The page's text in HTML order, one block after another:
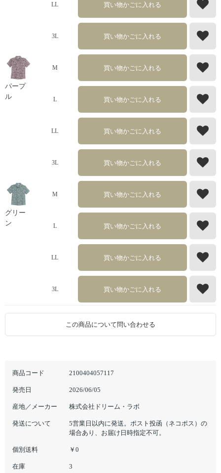
商品コード 2100404057117
発売日 2026/06/05
産地／メーカー 株式会社ドリーム・ラボ
発送について
5営業日以内に発送。ポスト投函（ネコポス）の
場合あり、お届け日時指定不可。
個別送料 ￥0
在庫 3
LL 買い物かごに入れる
3L 買い物かごに入れる
パープ
ル
M 買い物かごに入れる
L 買い物かごに入れる
LL 買い物かごに入れる
3L 買い物かごに入れる
グリー
ン
M 買い物かごに入れる
L 買い物かごに入れる
LL 買い物かごに入れる
3L 買い物かごに入れる
この商品について問い合わせる